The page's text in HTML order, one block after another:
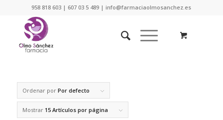
958 818 603 | 607 03 5 489 | info@farmaciaolmosanchez.es
Ordenar por Por defecto
Mostrar 15 Artículos por página